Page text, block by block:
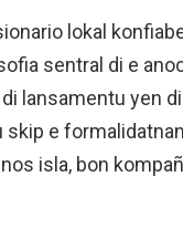
lokal
sentral di e
lansamentu yen
e
isla, bon